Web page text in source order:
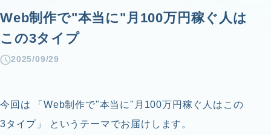
Web制作で"本当に"月100万円稼ぐ人は
この3タイプ
2025/09/29
今回は 「Web制作で"本当に"月100万円稼ぐ人はこの
3タイプ」 というテーマでお届けします。